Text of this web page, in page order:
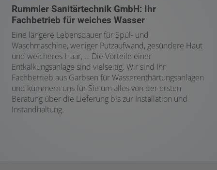
Rummler Sanitärtechnik GmbH: Ihr
Fachbetrieb für weiches Wasser
Eine längere Lebensdauer für Spül- und
Waschmaschine, weniger Putzaufwand, gesündere Haut
und weicheres Haar, … Die Vorteile einer
Entkalkungsanlage sind vielseitig. Wir sind Ihr
Fachbetrieb aus Garbsen für Wasserenthärtungsanlagen
und kümmern uns für Sie um alles von der ersten
Beratung über die Lieferung bis zur Installation und
Instandhaltung.